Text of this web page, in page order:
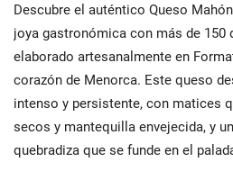
Descubre el auténtico Queso
joya gastronómica con más de 150
elaborado artesanalmente en
corazón de Menorca. Este queso
intenso y persistente, con matices
secos y mantequilla envejecida, y
quebradiza que se funde en el